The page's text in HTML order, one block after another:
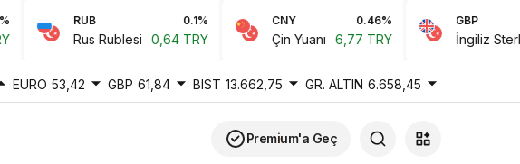
RUB 0.1%
Rus Rublesi 0,64 TRY
CNY 0.46%
Çin Yuanı 6,77 TRY
GBP
İngiliz Sterlini
EURO 53,42 GBP 61,84 BIST 13.662,75 GR. ALTIN 6.658,45
Premium'a Geç